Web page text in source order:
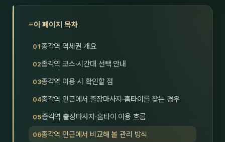
충북
이 페이지 목차
종각역 역세권 개요
종각역 코스·시간대 선택 안내
종각역 이용 시 확인할 점
종각역 인근에서 출장마사지·홈타이를 찾는 경우
종각역 출장마사지·홈타이 이용 흐름
종각역 인근에서 비교해 볼 관리 방식